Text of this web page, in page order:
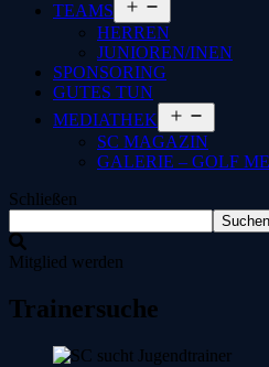
TEAMS
öffnen
HERREN
JUNIOREN/INEN
SPONSORING
GUTES TUN
MEDIATHEK
öffnen
SC MAGAZIN
GALERIE – GOLF
Schließen
Suchen
Mitglied werden
Zum
Inhalt
springen
Trainersuche